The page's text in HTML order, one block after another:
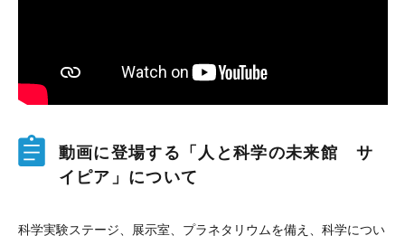
動画に登場する「人と科学の未来館 サ
イピア」について
科学実験ステージ、展示室、プラネタリウムを備え、科学につい